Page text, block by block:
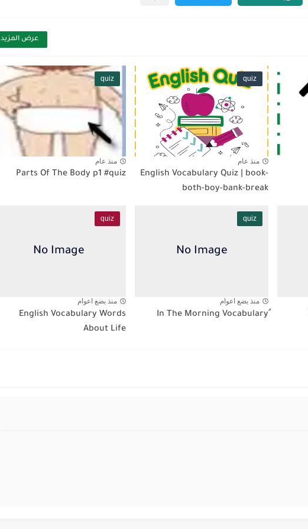
عرض المزيد
quiz
منذ عام
English Vocabulary Quiz | book-
both-boy-bank-break
quiz
منذ عام
Parts Of The Body p1 #quiz
quiz
منذ بضع اعوام
quiz
منذ بضع اعوام
English Vocabulary Words
About Life